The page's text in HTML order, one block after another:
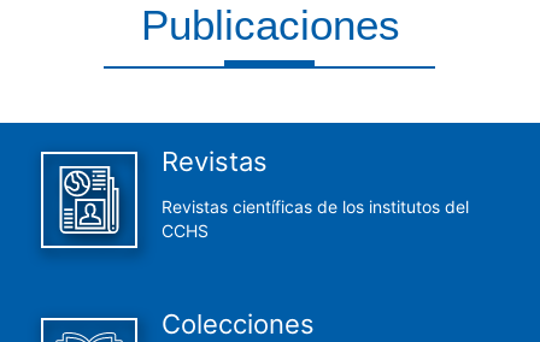
Publicaciones
Revistas
Revistas científicas de los institutos del
CCHS
Colecciones